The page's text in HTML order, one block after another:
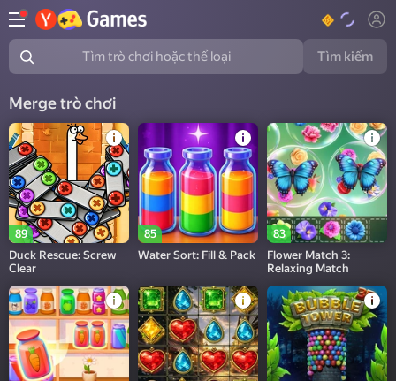
Tìm trò chơi hoặc thể loại Tìm kiếm
Merge trò chơi
89
Duck Rescue: Screw
Clear
85
Water Sort: Fill & Pack
83
Flower Match 3:
Relaxing Match